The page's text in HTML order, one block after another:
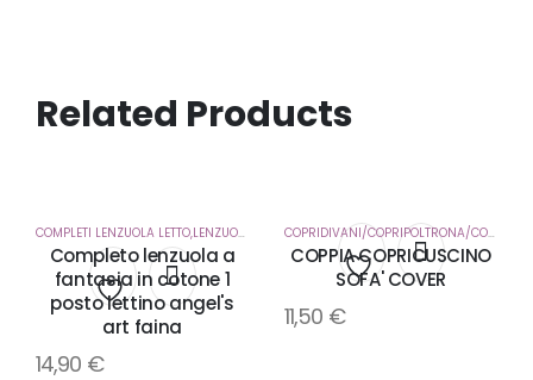
Related Products
Aggiungi
alla
COMPLETI LENZUOLA LETTO,LENZUOLA SOTTO CON ANGOLI ,CORREDO CASA
Completo lenzuola a
fantasia in cotone 1
posto lettino angel's
art faina
14,90 €
Aggiungi
COPRIDIVANI/COPRIPOLTRONA/COPRICUSCUNI
COPPIA COPRICUSCINO
SOFA' COVER
11,50 €